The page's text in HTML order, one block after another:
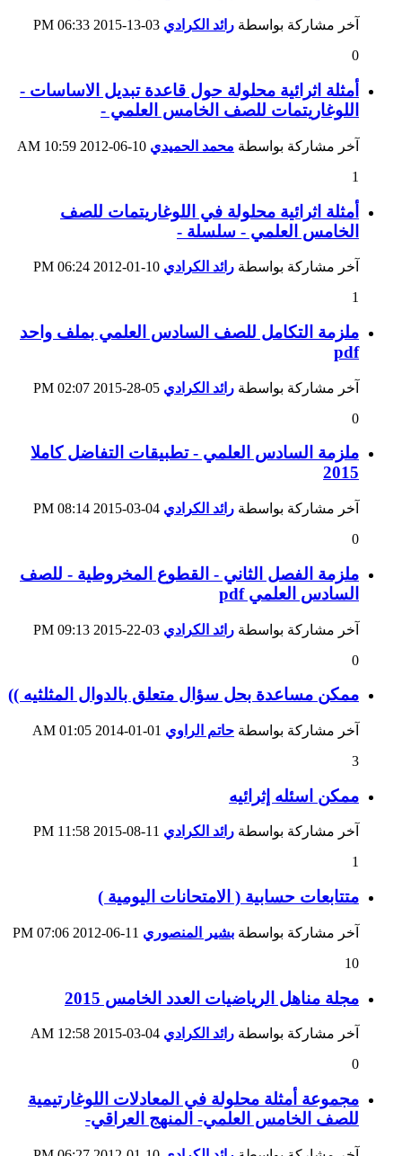
آخر مشاركة بواسطة رائد الكرادي
06:33 PM
0
أمثلة اثرائية محلولة حول قاعدة تبديل الاساسات -
اللوغاريتمات للصف الخامس العلمي -
آخر مشاركة بواسطة محمد الحميدي
10:59 AM
1
أمثلة اثرائية محلولة في اللوغاريتمات للصف
الخامس العلمي - سلسلة -
آخر مشاركة بواسطة رائد الكرادي
06:24 PM
1
ملزمة التكامل للصف السادس العلمي بملف واحد
pdf
آخر مشاركة بواسطة رائد الكرادي
02:07 PM
0
ملزمة السادس العلمي - تطبيقات التفاضل كاملا
2015
آخر مشاركة بواسطة رائد الكرادي
08:14 PM
0
ملزمة الفصل الثاني - القطوع المخروطية - للصف
السادس العلمي pdf
آخر مشاركة بواسطة رائد الكرادي
09:13 PM
0
ممكن مساعدة بحل سؤال متعلق بالدوال المثلثيه ))
آخر مشاركة بواسطة حاتم الراوي
01:05 AM
3
ممكن اسئله إثرائيه
آخر مشاركة بواسطة رائد الكرادي
11:58 PM
1
متتابعات حسابية ( الامتحانات اليومية )
آخر مشاركة بواسطة بشير المنصوري
07:06 PM
10
مجلة مناهل الرياضيات العدد الخامس 2015
آخر مشاركة بواسطة رائد الكرادي
12:58 AM
0
مجموعة أمثلة محلولة في المعادلات اللوغارتيمية
للصف الخامس العلمي- المنهج العراقي-